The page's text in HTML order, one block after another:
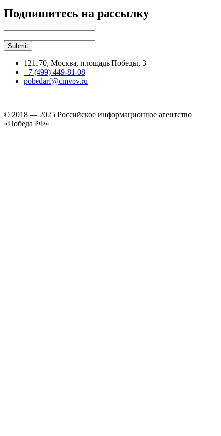
Подпишитесь на рассылку
121170, Москва, площадь Победы, 3
+7 (499) 449-81-08
pobedarf@cmvov.ru
© 2018 — 2025 Российское информационное агентство
«Победа РФ»